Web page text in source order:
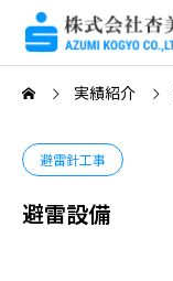
実績紹介
避雷針工事
避雷設備